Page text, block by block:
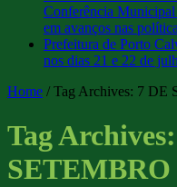
Conferência Municipal
em avanços nas
Prefeitura de Porto
nos dias 21 e 22 de
Home / Tag Archives: 7 DE
Tag Archives:
SETEMBRO